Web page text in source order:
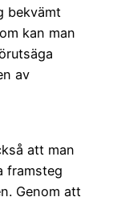
bekvämt
kan man
av
att man
framsteg
Genom att